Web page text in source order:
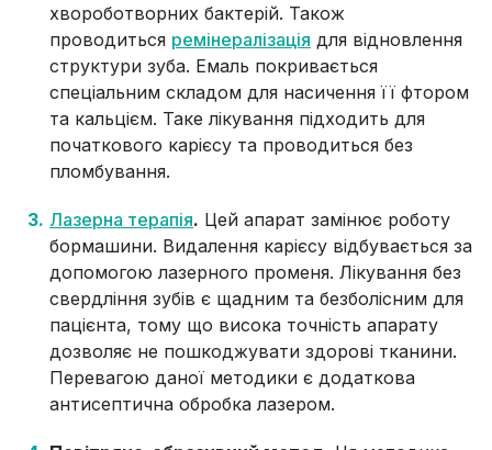
хвороботворних бактерій. Також
проводиться ремінералізація для відновлення
структури зуба. Емаль покривається
спеціальним складом для насичення її фтором
та кальцієм. Таке лікування підходить для
початкового карієсу та проводиться без
пломбування.
Лазерна терапія. Цей апарат замінює роботу
бормашини. Видалення карієсу відбувається за
допомогою лазерного променя. Лікування без
свердління зубів є щадним та безболісним для
пацієнта, тому що висока точність апарату
дозволяє не пошкоджувати здорові тканини.
Перевагою даної методики є додаткова
антисептична обробка лазером.